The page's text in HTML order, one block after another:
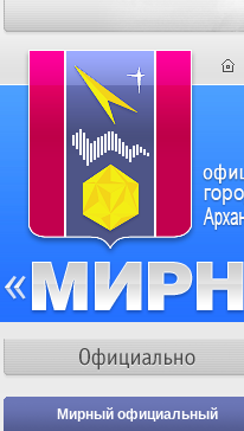
Мирный официальный